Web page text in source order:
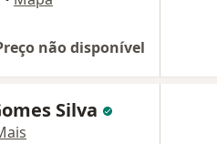
não disponível
Silva